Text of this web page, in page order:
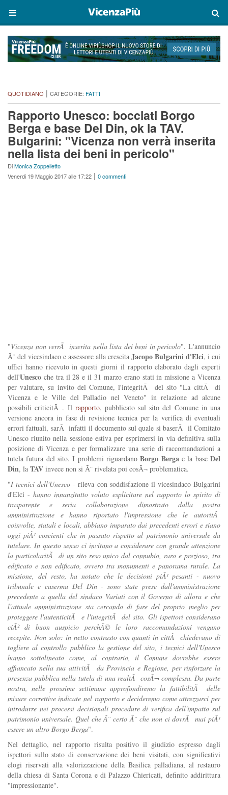
QUOTIDIANO | CATEGORIE: FATTI
Rapporto Unesco: bocciati Borgo
Berga e base Del Din, ok la TAV.
Bulgarini: "Vicenza non verrà inserita
nella lista dei beni in pericolo"
DiMonica Zoppelletto
Venerdi 19 Maggio 2017 alle 17:22 | 0 commenti
"Vicenza non verrÃ inserita nella lista dei beni in pericolo". L'annuncio
Ã¨ del vicesindaco e assessore alla crescita Jacopo Bulgarini d'Elci, i cui
uffici hanno ricevuto in questi giorni il rapporto elaborato dagli esperti
dell'Unesco che tra il 28 e il 31 marzo erano stati in missione a Vicenza
per valutare, su invito del Comune, l'integritÃ del sito "La cittÃ di
Vicenza e le Ville del Palladio nel Veneto" in relazione ad alcune
possibili criticitÃ . Il rapporto, pubblicato sul sito del Comune in una
versione ancora in fase di revisione tecnica per la verifica di eventuali
errori fattuali, sarÃ infatti il documento sul quale si baserÃ il Comitato
Unesco riunito nella sessione estiva per esprimersi in via definitiva sulla
posizione di Vicenza e per formalizzare una serie di raccomandazioni a
tutela futura del sito. I problemi riguardanoBorgo Bergae la baseDel
Din, la TAV invece non si Ã¨ rivelata poi cosÃ¬ problematica.
"I tecnici dell'Unesco - rileva con soddisfazione il vicesindaco Bulgarini
d'Elci -hanno innanzitutto voluto esplicitare nel rapporto lo spirito di
trasparente e seria collaborazione dimostrato dalla nostra
amministrazione e hanno riportato l'impressione che le autoritÃ
coinvolte, statali e locali, abbiano imparato dai precedenti errori e siano
oggi piÃ¹ coscienti che in passato rispetto al patrimonio universale da
tutelare. In questo senso ci invitano a considerare con grande attenzione
la particolaritÃ di un sito reso unico dal connubio, raro e prezioso, tra
edificato e non edificato, ovvero tra monumenti e panorama rurale. La
missione, del resto, ha notato che le decisioni piÃ¹ pesanti - nuovo
tribunale e caserma Del Din - sono state prese dall'amministrazione
precedente a quella del sindaco Variati con il Governo di allora e che
l'attuale amministrazione sta cercando di fare del proprio meglio per
proteggere l'autenticitÃ e l'integritÃ del sito. Gli ispettori considerano
ciÃ² di buon auspicio perchÃ© le loro raccomandazioni vengano
recepite. Non solo: in netto contrasto con quanti in cittÃ chiedevano di
togliere al controllo pubblico la gestione del sito, i tecnici dell'Unesco
hanno sottolineato come, al contrario, il Comune dovrebbe essere
affiancato nella sua attivitÃ da Provincia e Regione, per rinforzare la
presenza pubblica nella tutela di una realtÃ cosÃ¬ complessa. Da parte
nostra, nelle prossime settimane approfondiremo la fattibilitÃ delle
misure correttive indicate nel rapporto e decideremo come attrezzarci per
introdurre nei processi decisionali procedure di verifica dell'impatto sul
patrimonio universale. Quel che Ã¨ certo Ã¨ che non ci dovrÃ mai piÃ¹
essere un altro Borgo Berga".
Nel dettaglio, nel rapporto risulta positivo il giudizio espresso dagli
ispettori sullo stato di conservazione dei beni visitati, con significativi
elogi riservati alla valorizzazione della Basilica palladiana, al restauro
della chiesa di Santa Corona e di Palazzo Chiericati, definito addirittura
"impressionante".